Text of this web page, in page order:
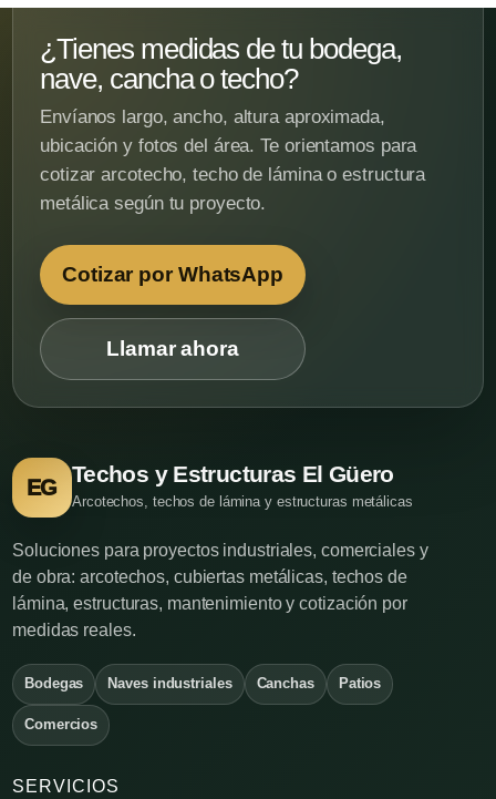
¿Tienes medidas de tu bodega,
nave, cancha o techo?
Envíanos largo, ancho, altura aproximada,
ubicación y fotos del área. Te orientamos para
cotizar arcotecho, techo de lámina o estructura
metálica según tu proyecto.
Cotizar por WhatsApp
Llamar ahora
EG
Techos y Estructuras El Güero
Arcotechos, techos de lámina y estructuras metálicas
Soluciones para proyectos industriales, comerciales y
de obra: arcotechos, cubiertas metálicas, techos de
lámina, estructuras, mantenimiento y cotización por
medidas reales.
Bodegas Naves industriales Canchas Patios
Comercios
SERVICIOS